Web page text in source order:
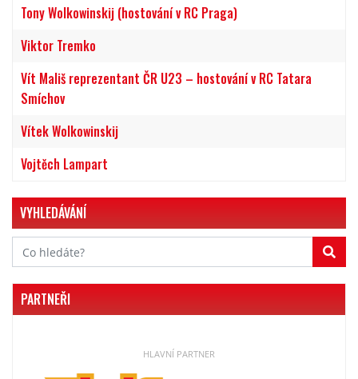
PARTNEŘI
HLAVNÍ PARTNER
Tony Wolkowinskij (hostování v RC Praga)
Viktor Tremko
Vít Mališ reprezentant ČR U23 – hostování v RC Tatara
Smíchov
Vítek Wolkowinskij
Vojtěch Lampart
VYHLEDÁVÁNÍ